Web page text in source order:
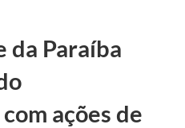
da Paraíba
ações de